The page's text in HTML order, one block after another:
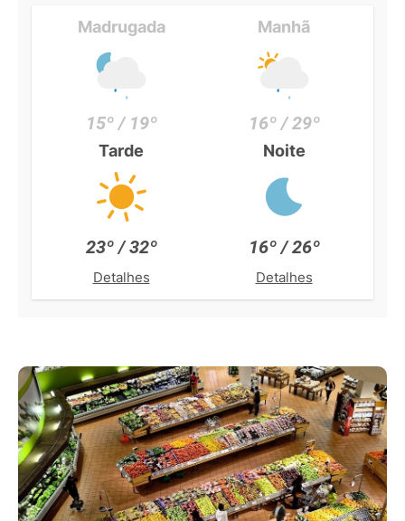
Madrugada
15º / 19º
Manhã
16º / 29º
Tarde
23º / 32º
Detalhes
Noite
16º / 26º
Detalhes